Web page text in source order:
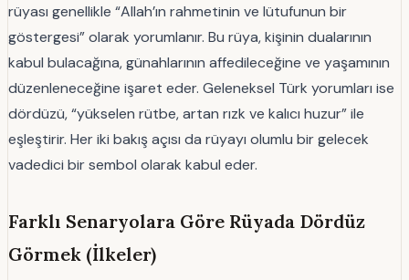
rüyası genellikle “Allah’ın rahmetinin ve lütufunun bir
göstergesi” olarak yorumlanır. Bu rüya, kişinin dualarının
kabul bulacağına, günahlarının affedileceğine ve yaşamının
düzenleneceğine işaret eder. Geleneksel Türk yorumları ise
dördüzü, “yükselen rütbe, artan rızk ve kalıcı huzur” ile
eşleştirir. Her iki bakış açısı da rüyayı olumlu bir gelecek
vadedici bir sembol olarak kabul eder.
Farklı Senaryolara Göre Rüyada Dördüz
Görmek (İlkeler)